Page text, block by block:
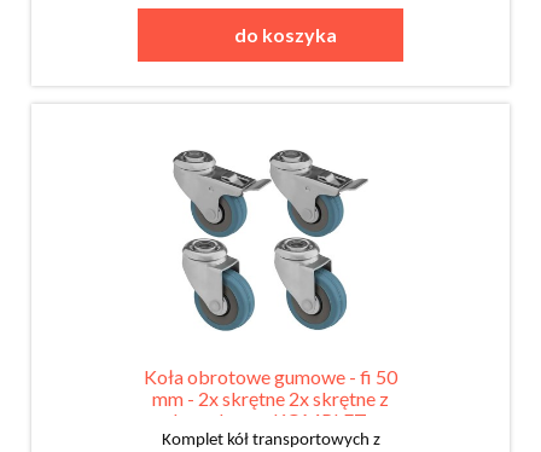
do koszyka
Koła obrotowe gumowe - fi 50
mm - 2x skrętne 2x skrętne z
hamulcem - KOMPLET
Komplet kół transportowych z